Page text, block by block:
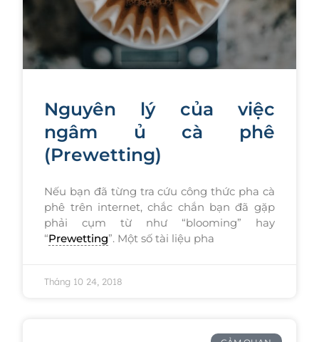
Nguyên lý của việc
ngâm ủ cà phê
(Prewetting)
Nếu bạn đã từng tra cứu công thức pha cà
phê trên internet, chắc chắn bạn đã gặp
phải cụm từ như “blooming” hay
“Prewetting”. Một số tài liệu pha
Tháng 10 24, 2018